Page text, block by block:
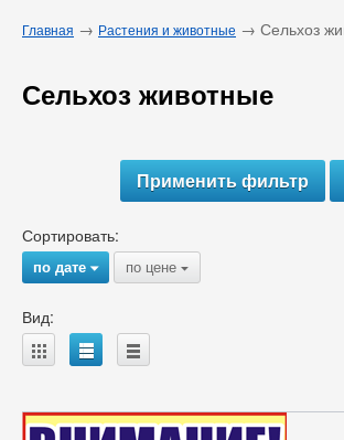
Главная → Растения и животные → Сельхоз
Сельхоз животные
Сортировать:
по дате{ по цене {
Вид:
A B C